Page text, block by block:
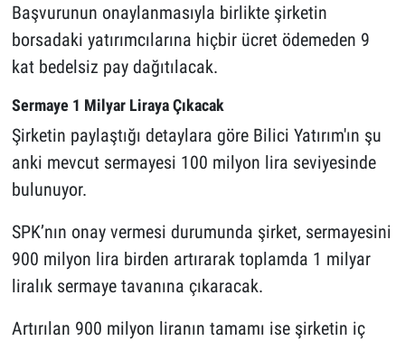
Başvurunun onaylanmasıyla birlikte şirketin
borsadaki yatırımcılarına hiçbir ücret ödemeden 9
kat bedelsiz pay dağıtılacak.
Sermaye 1 Milyar Liraya Çıkacak
Şirketin paylaştığı detaylara göre Bilici Yatırım'ın şu
anki mevcut sermayesi 100 milyon lira seviyesinde
bulunuyor.
SPK’nın onay vermesi durumunda şirket, sermayesini
900 milyon lira birden artırarak toplamda 1 milyar
liralık sermaye tavanına çıkaracak.
Artırılan 900 milyon liranın tamamı ise şirketin iç